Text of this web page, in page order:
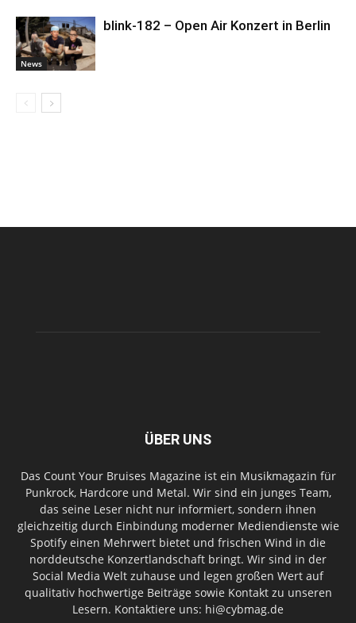
News
blink-182 – Open Air Konzert in Berlin
ÜBER UNS
Das Count Your Bruises Magazine ist ein Musikmagazin für
Punkrock, Hardcore und Metal. Wir sind ein junges Team,
das seine Leser nicht nur informiert, sondern ihnen
gleichzeitig durch Einbindung moderner Mediendienste wie
Spotify einen Mehrwert bietet und frischen Wind in die
norddeutsche Konzertlandschaft bringt. Wir sind in der
Social Media Welt zuhause und legen großen Wert auf
qualitativ hochwertige Beiträge sowie Kontakt zu unseren
Lesern. Kontaktiere uns: hi@cybmag.de